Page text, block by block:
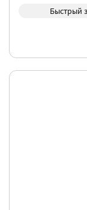
Быстрый